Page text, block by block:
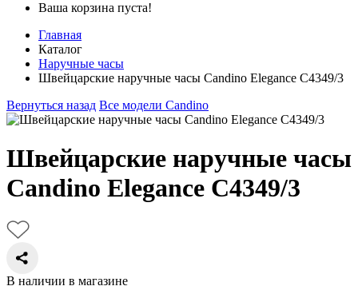
Ваша корзина пуста!
Главная
Каталог
Наручные часы
Швейцарские наручные часы Candino Elegance C4349/3
Вернуться назад Все модели Candino
Швейцарские наручные часы
Candino Elegance C4349/3
В наличии в магазине